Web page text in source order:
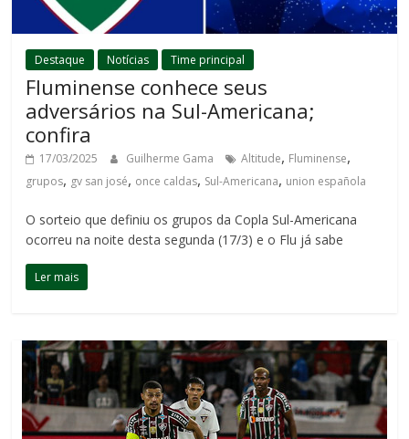
Destaque Notícias Time principal
Fluminense conhece seus
adversários na Sul-Americana;
confira
17/03/2025 Guilherme Gama Altitude, Fluminense,
grupos, gv san josé, once caldas, Sul-Americana, union española
O sorteio que definiu os grupos da Copla Sul-Americana
ocorreu na noite desta segunda (17/3) e o Flu já sabe
Ler mais